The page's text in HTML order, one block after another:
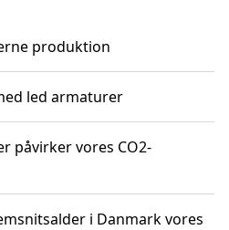
produktion
led armaturer
påvirker vores CO2-
i Danmark vores